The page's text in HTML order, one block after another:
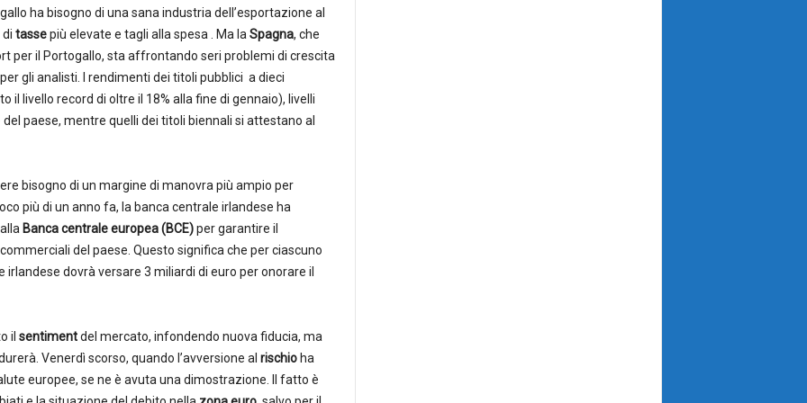
ha bisogno di una sana industria dell’esportazione al
tassepiù elevate e tagli alla spesa . Ma la Spagna, che
per il Portogallo, sta affrontando seri problemi di crescita
gli analisti. I rendimenti dei titoli pubblici a dieci
il livello record di oltre il 18% alla fine di gennaio), livelli
paese, mentre quelli dei titoli biennali si attestano al
bisogno di un margine di manovra più ampio per
più di un anno fa, la banca centrale irlandese ha
Banca centrale europea (BCE)per garantire il
del paese. Questo significa che per ciascuno
dovrà versare 3 miliardi di euro per onorare il
il sentimentdel mercato, infondendo nuova fiducia, ma
Venerdì scorso, quando l’avversione al rischioha
europee, se ne è avuta una dimostrazione. Il fatto è